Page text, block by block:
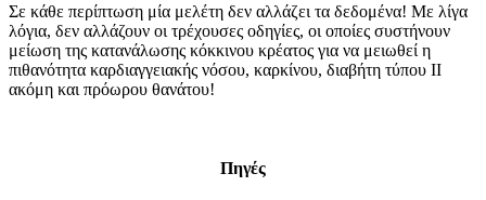
Σε κάθε περίπτωση μία μελέτη δεν αλλάζει τα δεδομένα! Με λίγα
λόγια, δεν αλλάζουν οι τρέχουσες οδηγίες, οι οποίες συστήνουν
μείωση της κατανάλωσης κόκκινου κρέατος για να μειωθεί η
πιθανότητα καρδιαγγειακής νόσου, καρκίνου, διαβήτη τύπου ΙΙ
ακόμη και πρόωρου θανάτου!
Πηγές